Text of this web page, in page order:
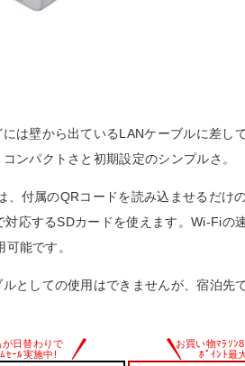
は壁から出ているLANケーブルに差し
ンパクトさと初期設定のシンプルさ。
、付属のQRコードを読み込ませるだけ
対応するSDカードを使えます。Wi-Fiの
能です。
としての使用はできませんが、宿泊先